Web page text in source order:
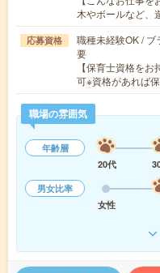
木やボールなど
応募資格
職種未経験OK / ブ
要
【保育士資格を
可※資格があれば
職場の雰囲気
年齢層
20代
男女比率
女性